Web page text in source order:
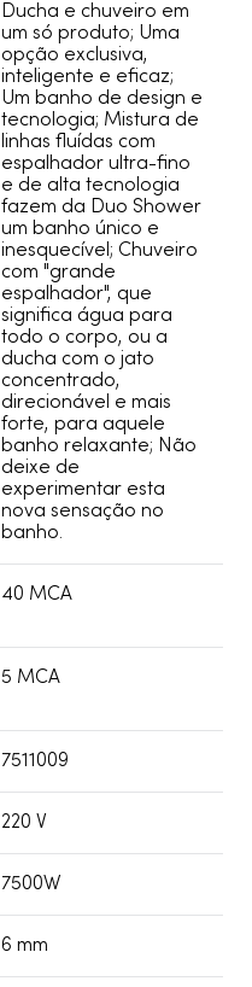
Ducha e chuveiro em
um só produto; Uma
opção exclusiva,
inteligente e eficaz;
Um banho de design e
tecnologia; Mistura de
linhas fluídas com
espalhador ultra-fino
e de alta tecnologia
fazem da Duo Shower
um banho único e
inesquecível; Chuveiro
com "grande
espalhador", que
significa água para
todo o corpo, ou a
ducha com o jato
concentrado,
direcionável e mais
forte, para aquele
banho relaxante; Não
deixe de
experimentar esta
nova sensação no
banho.
40 MCA
5 MCA
7511009
220 V
7500W
6 mm